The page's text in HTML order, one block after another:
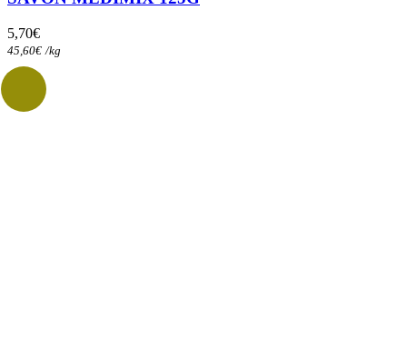
5,70€
45,60€ /kg